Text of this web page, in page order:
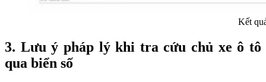
Kết
3. Lưu ý pháp lý khi tra cứu chủ xe ô tô
qua biển số